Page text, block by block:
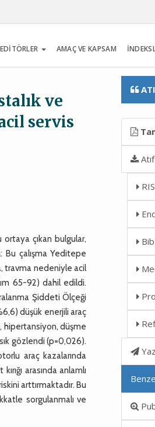
EDİTÖRLER AMAÇ VE KAPSAM
ve
servis
çıkan bulgular,
Bu çalışma Yeditepe
travma nedeniyle acil
65-92) dahil edildi.
Şiddeti Ölçeği
düşük enerjili araç
hipertansiyon, düşme
gözlendi (p=0,026).
araç kazalarında
arasında anlamlı
arttırmaktadır. Bu
sorgulanmalı ve
RIS